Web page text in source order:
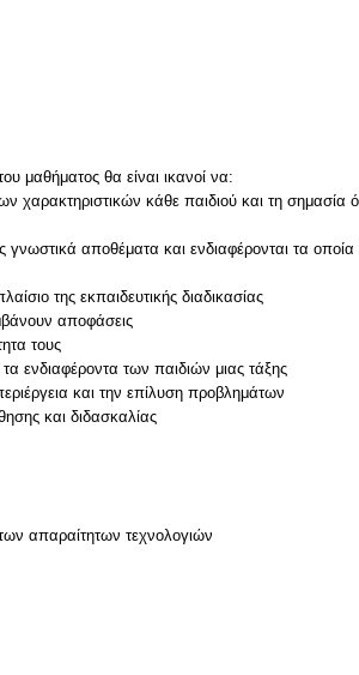
μαθήματος θα είναι ικανοί να:
χαρακτηριστικών κάθε παιδιού και τη σημασία
γνωστικά αποθέματα και ενδιαφέρονται τα οποία
της εκπαιδευτικής διαδικασίας
αποφάσεις
τους
ενδιαφέροντα των παιδιών μιας τάξης
και την επίλυση προβλημάτων
και διδασκαλίας
απαραίτητων τεχνολογιών